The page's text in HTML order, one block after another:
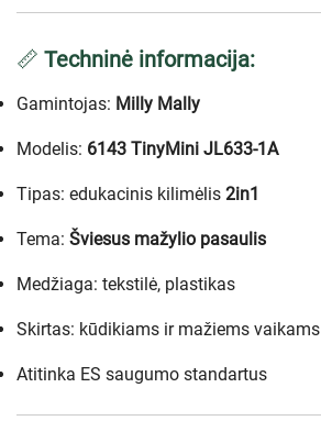
📏 Techninė informacija:
Gamintojas: Milly Mally
Modelis: 6143 TinyMini JL633-1A
Tipas: edukacinis kilimėlis 2in1
Tema: Šviesus mažylio pasaulis
Medžiaga: tekstilė, plastikas
Skirtas: kūdikiams ir mažiems vaikams
Atitinka ES saugumo standartus